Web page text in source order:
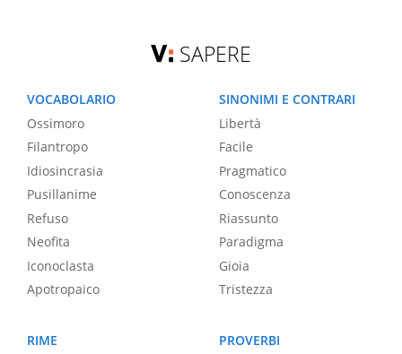
SAPERE
VOCABOLARIO
Ossimoro
Filantropo
Idiosincrasia
Pusillanime
Refuso
Neofita
Iconoclasta
Apotropaico
SINONIMI E CONTRARI
Libertà
Facile
Pragmatico
Conoscenza
Riassunto
Paradigma
Gioia
Tristezza
RIME
PROVERBI